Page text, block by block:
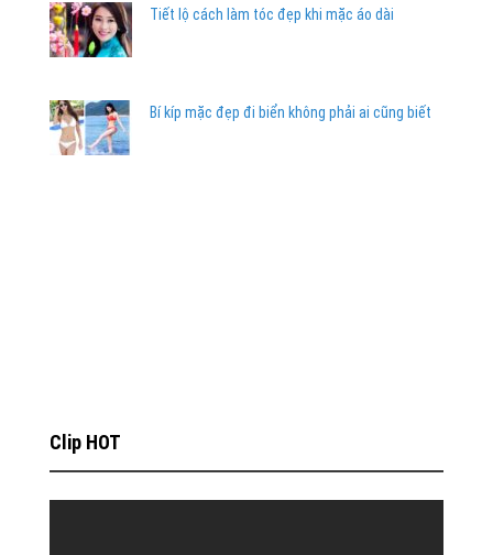
Tiết lộ cách làm tóc đẹp khi mặc áo dài
Bí kíp mặc đẹp đi biển không phải ai cũng biết
Clip HOT